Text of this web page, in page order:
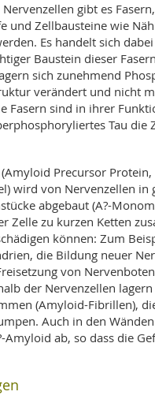
gibt es
und Zellbausteine wie
Es handelt sich
Baustein dieser
sich zunehmend
verändert und nicht
Fasern sind in ihrer
Tau die
Precursor
wird von Nervenzellen in
abgebaut (A?-
Zelle zu kurzen Ketten
können: Zum
die Bildung neuer
von
der Nervenzellen lagern
(Amyloid-Fibrillen),
Auch in den
Amyloid ab, so dass die